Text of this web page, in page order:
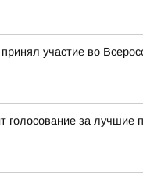
участие во
за лучшие